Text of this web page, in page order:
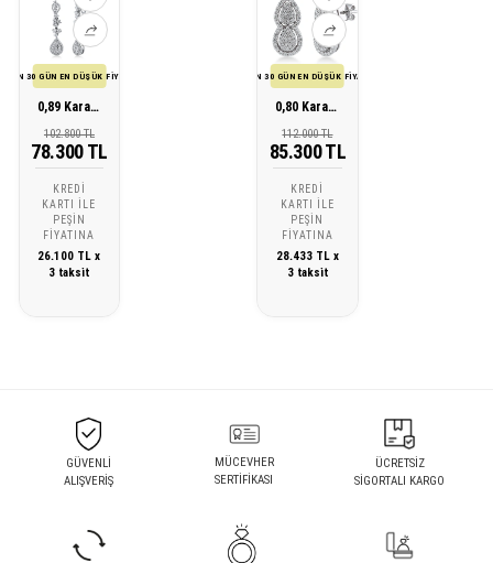
SON 30 GÜN EN DÜŞÜK FİYATI
0,89 Karat Tasarım Pırlanta Küpe
102.800 TL
78.300 TL
KREDI
KARTI ILE
PEŞIN
FIYATINA
26.100 TL x
3 taksit
SON 30 GÜN EN DÜŞÜK FİYATI
0,80 Karat Tasarım Pırlanta Küpe
112.000 TL
85.300 TL
KREDI
KARTI ILE
PEŞIN
FIYATINA
28.433 TL x
3 taksit
GÜVENLİ
ALIŞVERİŞ
MÜCEVHER
SERTİFİKASI
ÜCRETSİZ
SİGORTALI KARGO